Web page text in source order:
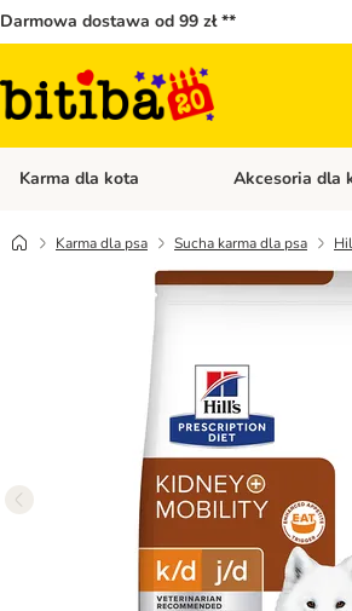
Darmowa dostawa od 99 zł **
Karma dla kota Otwórz menu
Akcesoria dla
Karma dla psa Sucha karma dla psa